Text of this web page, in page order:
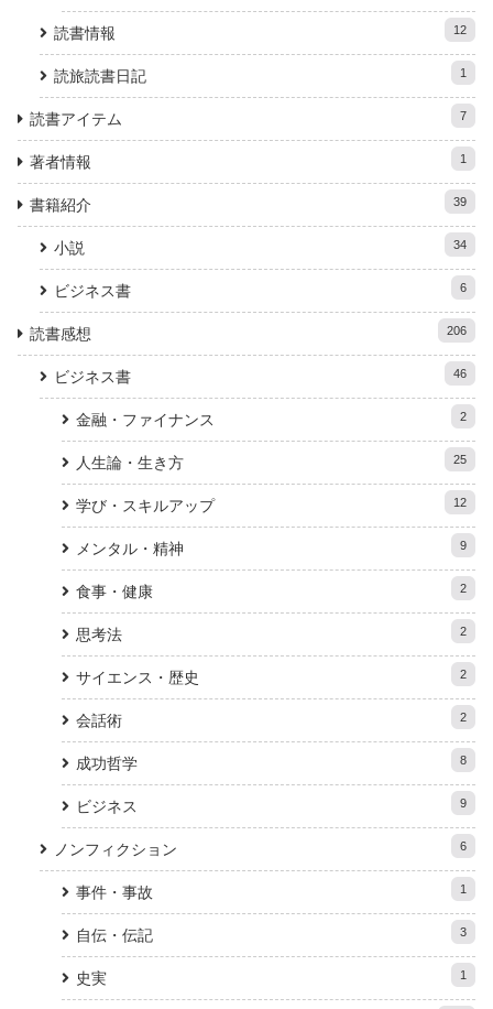
読書情報 12
読旅読書日記 1
読書アイテム 7
著者情報 1
書籍紹介 39
小説 34
ビジネス書 6
読書感想 206
ビジネス書 46
金融・ファイナンス 2
人生論・生き方 25
学び・スキルアップ 12
メンタル・精神 9
食事・健康 2
思考法 2
サイエンス・歴史 2
会話術 2
成功哲学 8
ビジネス 9
ノンフィクション 6
事件・事故 1
自伝・伝記 3
史実 1